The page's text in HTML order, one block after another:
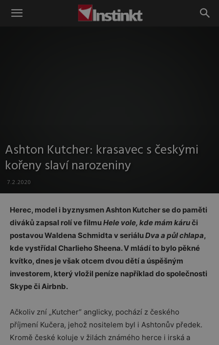
Instinkt
Ashton Kutcher: krasavec s českými
kořeny slaví narozeniny
7.2.2020
Herec, model i byznysmen Ashton Kutcher se do paměti
diváků zapsal rolí ve filmuHele vole, kde mám káruči
postavou Waldena Schmidta v seriáluDva a půl chlapa,
kde vystřídal Charlieho Sheena. V mládí to bylo pěkné
kvítko, dnes je však otcem dvou dětí a úspěšným
investorem, který vložil peníze například do společnosti
Skype či Airbnb.
Ačkoliv zní „Kutcher“ anglicky, pochází z českého
příjmení Kučera, jehož nositelem byl i Ashtonův předek.
Kromě české koluje v žilách známého herce i irská a